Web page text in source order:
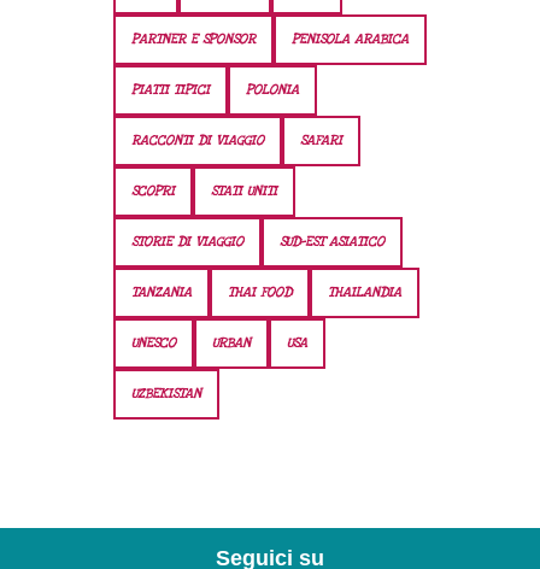
PARTNER E SPONSOR PENISOLA ARABICA
PIATTI TIPICI POLONIA
RACCONTI DI VIAGGIO SAFARI
SCOPRI STATI UNITI
STORIE DI VIAGGIO SUD-EST ASIATICO
TANZANIA THAI FOOD THAILANDIA
UNESCO URBAN USA
UZBEKISTAN
Seguici su